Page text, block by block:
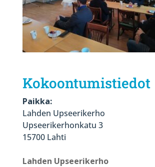
Kokoontumistiedot
Paikka:
Lahden Upseerikerho
Upseerikerhonkatu 3
15700 Lahti
Lahden Upseerikerho